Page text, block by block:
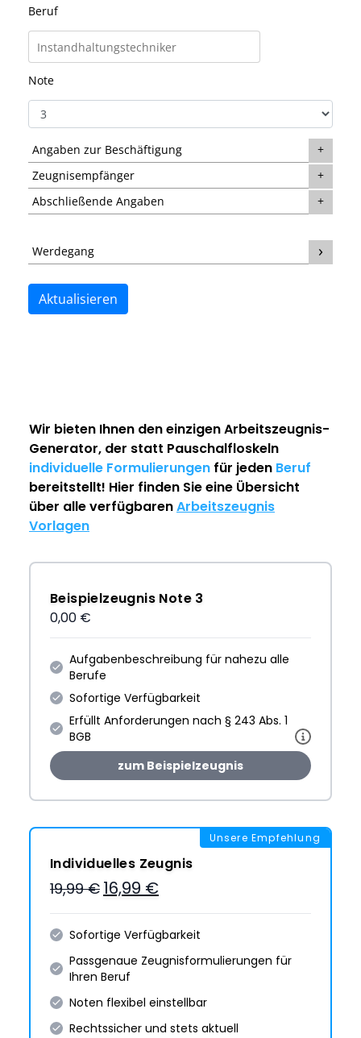
Beruf
Note
Angaben zur Beschäftigung
Zeugnisempfänger
Abschließende Angaben
Werdegang
Aktualisieren
Wir bieten Ihnen den einzigenArbeitszeugnis-
Generator, der statt Pauschalfloskeln
individuelle Formulierungen für jeden Beruf
bereitstellt! Hier finden Sie eine Übersicht
über alle verfügbarenArbeitszeugnis
Vorlagen
Beispielzeugnis Note 3
0,00 €
Aufgabenbeschreibung für nahezu alle
Berufe
Sofortige Verfügbarkeit
Erfüllt Anforderungen nach § 243 Abs. 1
BGB
zum Beispielzeugnis
Unsere Empfehlung
Individuelles Zeugnis
19,99 € 16,99 €
Sofortige Verfügbarkeit
Passgenaue Zeugnis­formulie­rungen für
Ihren Beruf
Noten flexibel einstellbar
Rechtssicher und stets aktuell